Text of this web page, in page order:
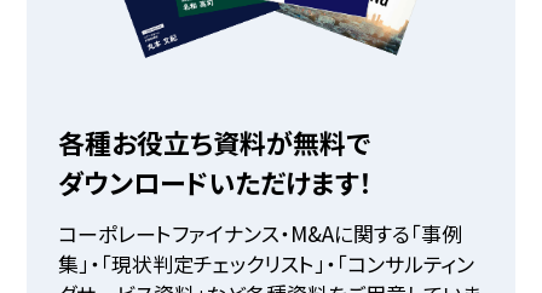
各種お役立ち資料が無料で
ダウンロードいただけます！
コーポレートファイナンス・M&Aに関する「事例
集」・「現状判定チェックリスト」・「コンサルティン